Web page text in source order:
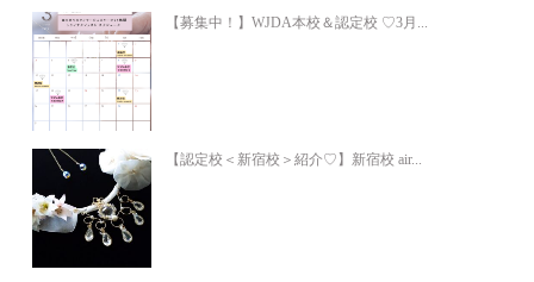
【募集中！】WJDA本校＆認定校 ♡3月...
【認定校＜新宿校＞紹介♡】新宿校 air...